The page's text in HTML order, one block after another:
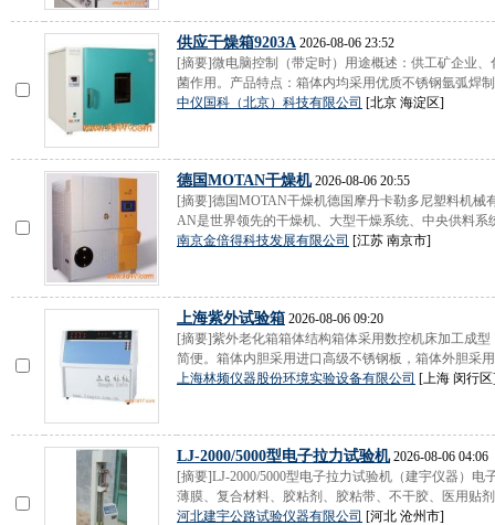
供应干燥箱9203A 2026-08-06 23:52
[摘要]微电脑控制（带定时）用途概述：供工矿企业
菌作用。产品特点：箱体内均采用优质不锈钢氩弧焊
中仪国科（北京）科技有限公司 [北京 海淀区]
德国MOTAN干燥机2026-08-06 20:55
[摘要]德国MOTAN干燥机德国摩丹卡勒多尼塑料机械
AN是世界领先的干燥机、大型干燥系统、中央供料系
南京金倍得科技发展有限公司 [江苏 南京市]
上海紫外试验箱 2026-08-06 09:20
[摘要]紫外老化箱箱体结构箱体采用数控机床加工成
简便。箱体内胆采用进口高级不锈钢板，箱体外胆采
上海林频仪器股份环境实验设备有限公司 [上海 闵行
LJ-2000/5000型电子拉力试验机2026-08-06 04:06
[摘要]LJ-2000/5000型电子拉力试验机（建宇仪器）
薄膜、复合材料、胶粘剂、胶粘带、不干胶、医用贴
河北建宇公路试验仪器有限公司 [河北 沧州市]